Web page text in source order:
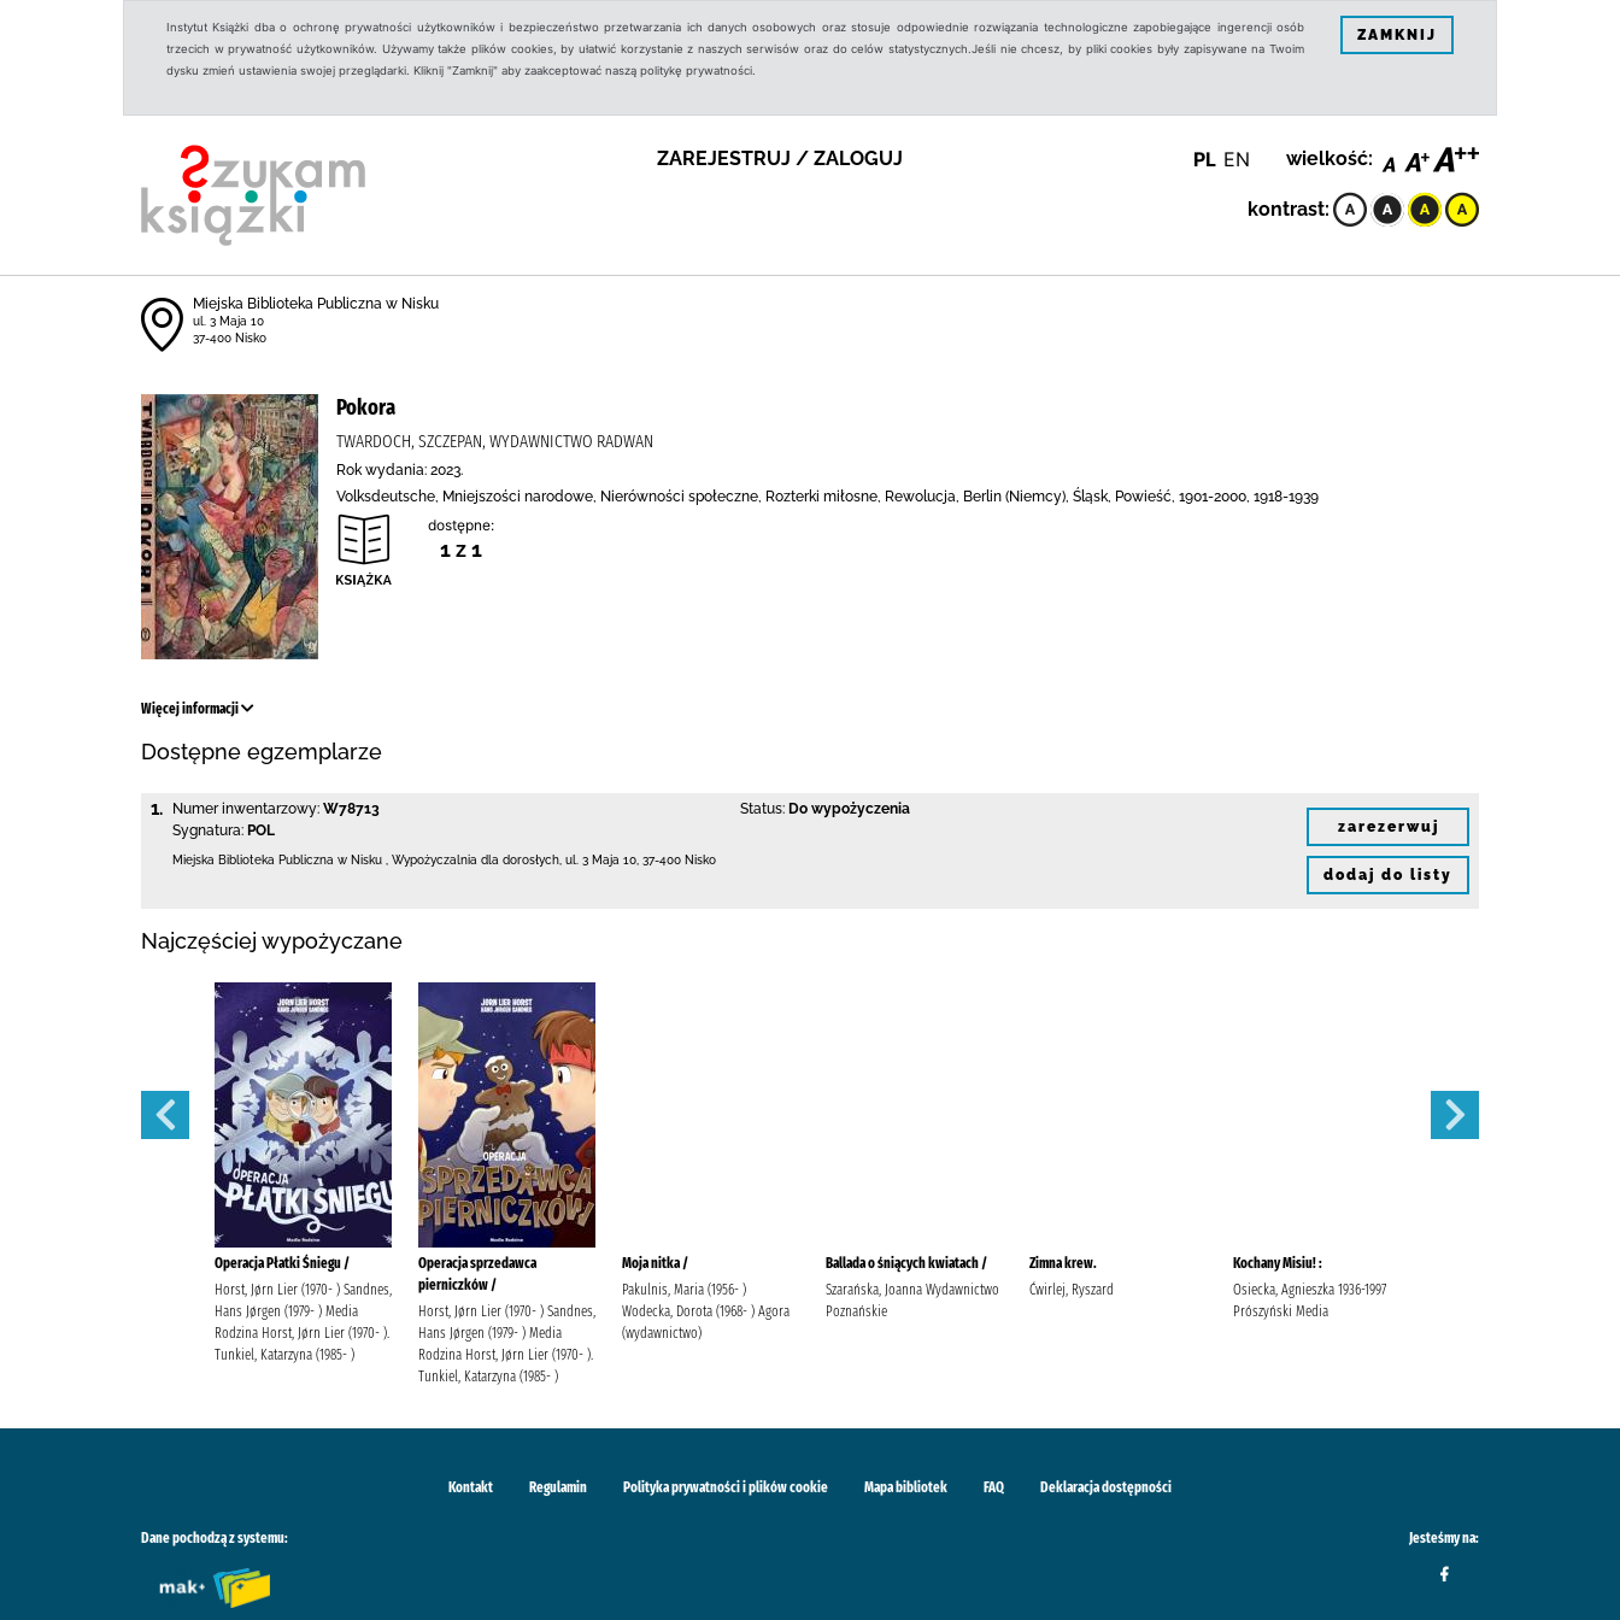
Instytut Książki dba o ochronę prywatności użytkowników i bezpieczeństwo przetwarzania ich danych osobowych oraz stosuje odpowiednie rozwiązania technologiczne zapobiegające ingerencji osób
trzecich w prywatność użytkowników. Używamy także plików cookies, by ułatwić korzystanie z naszych serwisów oraz do celów statystycznych.Jeśli nie chcesz, by pliki cookies były zapisywane na Twoim
dysku zmień ustawienia swojej przeglądarki. Kliknij "Zamknij" aby zaakceptować naszą politykę prywatności.
ZAMKNIJ
ZAREJESTRUJ / ZALOGUJ PL EN wielkość:
kontrast:
Miejska Biblioteka Publiczna w Nisku
ul. 3 Maja 10
37-400 Nisko
Pokora
TWARDOCH, SZCZEPAN, WYDAWNICTWO RADWAN
Rok wydania: 2023.
Volksdeutsche, Mniejszości narodowe, Nierówności społeczne, Rozterki miłosne, Rewolucja, Berlin (Niemcy), Śląsk, Powieść, 1901-2000, 1918-1939
dostępne:
1 z 1
Więcej informacji
Dostępne egzemplarze
1. Numer inwentarzowy: W78713
Sygnatura: POL
Status: Do wypożyczenia
Miejska Biblioteka Publiczna w Nisku Wypożyczalnia dla dorosłych, ul. 3 Maja 10 37-400 Nisko
zarezerwuj
dodaj do listy
Najczęściej wypożyczane
Operacja Płatki Śniegu /
Horst, Jørn Lier (1970- ) Sandnes,
Hans Jørgen (1979- ) Media
Rodzina Horst, Jørn Lier (1970- ).
Tunkiel, Katarzyna (1985- )
Operacja sprzedawca
pierniczków /
Horst, Jørn Lier (1970- ) Sandnes,
Hans Jørgen (1979- ) Media
Rodzina Horst, Jørn Lier (1970- ).
Tunkiel, Katarzyna (1985- )
Moja nitka /
Pakulnis, Maria (1956- )
Wodecka, Dorota (1968- ) Agora
(wydawnictwo)
Ballada o śniących kwiatach /
Szarańska, Joanna Wydawnictwo
Poznańskie
Zimna krew.
Ćwirlej, Ryszard
Kochany Misiu! :
Osiecka, Agnieszka 1936-1997
Prószyński Media
Kontakt Regulamin Polityka prywatności i plików cookie Mapa bibliotek FAQ Deklaracja dostępności
Dane pochodzą z systemu: Jesteśmy na: